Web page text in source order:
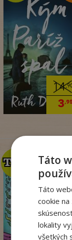
14
3
TOP
TOP
Táto
Táto
cookie
lokality
všetkých